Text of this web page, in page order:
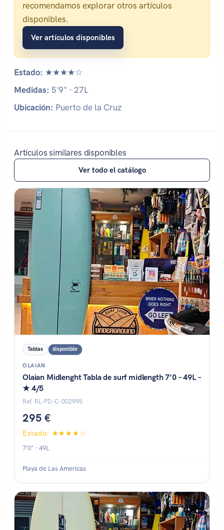
recomendamos explorar otros artículos
disponibles.
Ver artículos disponibles
Estado: ★★★★☆
Medidas: 5'9" · 27L
Ubicación: Puerto de la Cruz
Artículos similares disponibles
Ver todo el catálogo
Estado: ★★★★☆
Tablas disponible
OLAIAN
Olaian Midlenght Tabla de surf midlength 7’0 – 49L –
★ 4/5
Ref. RL-PD-C-002995
295 €
Estado: ★★★★☆
7'0" · 49L
Playa de Las Americas
Estado: ★☆☆☆☆